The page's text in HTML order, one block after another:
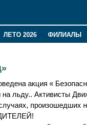
ЛЕТО 2026
ФИЛИАЛЫ
акция «
льду.. Активисты
произошедших